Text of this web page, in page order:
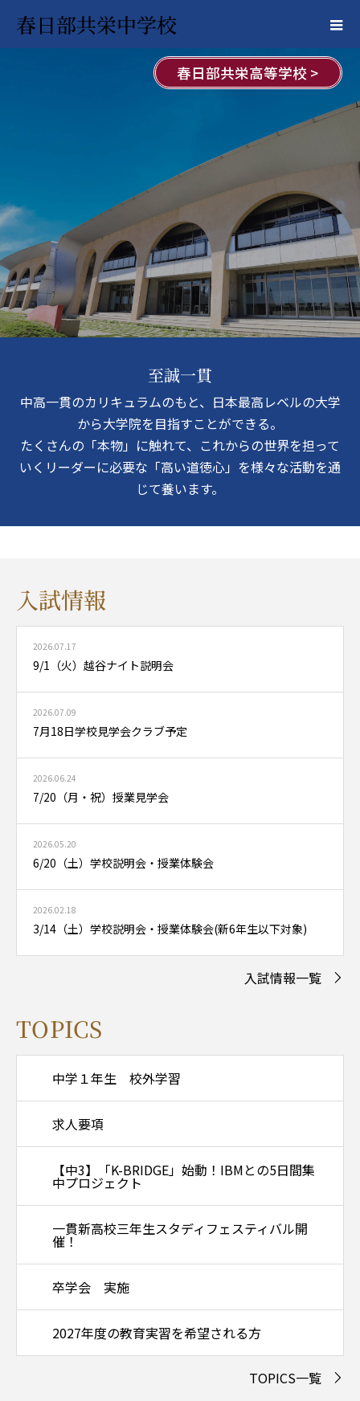
春日部共栄中学校
春日部共栄高等学校 >
至誠一貫
中高一貫のカリキュラムのもと、日本最高レベルの大学
から大学院を目指すことができる。
たくさんの「本物」に触れて、これからの世界を担って
いくリーダーに必要な「高い道徳心」を様々な活動を通
じて養います。
入試情報
2026.07.17
9/1（火）越谷ナイト説明会
2026.07.09
7月18日学校見学会クラブ予定
2026.06.24
7/20（月・祝）授業見学会
2026.05.20
6/20（土）学校説明会・授業体験会
2026.02.18
3/14（土）学校説明会・授業体験会(新6年生以下対象)
入試情報一覧
TOPICS
中学１年生 校外学習
求人要項
【中3】「K-BRIDGE」始動！IBMとの5日間集
中プロジェクト
一貫新高校三年生スタディフェスティバル開
催！
卒学会 実施
2027年度の教育実習を希望される方
TOPICS一覧